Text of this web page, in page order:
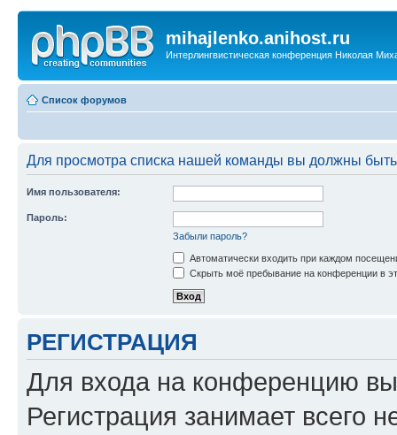
mihajlenko.anihost.ru
Интерлингвистическая конференция Николая
Список форумов
Для просмотра списка нашей команды вы должны
Имя пользователя:
Пароль:
Забыли пароль?
Автоматически входить при каждом
Скрыть моё пребывание на конференции в
РЕГИСТРАЦИЯ
Для входа на конференцию
Регистрация занимает всего